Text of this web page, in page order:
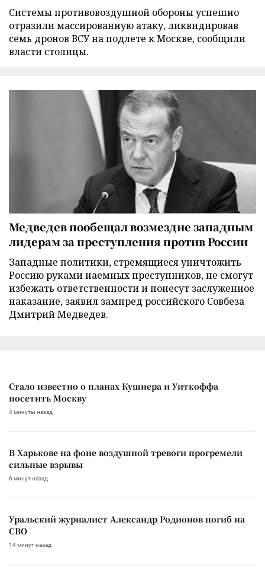
Cистемы противовоздушной обороны успешно
отразили массированную атаку, ликвидировав
семь дронов ВСУ на подлете к Москве, сообщили
власти столицы.
Медведев пообещал возмездие западным
лидерам за преступления против России
Западные политики, стремящиеся уничтожить
Россию руками наемных преступников, не смогут
избежать ответственности и понесут заслуженное
наказание, заявил зампред российского Совбеза
Дмитрий Медведев.
Стало известно о планах Кушнера и Уиткоффа
посетить Москву
4 минуты назад
В Харькове на фоне воздушной тревоги прогремели
сильные взрывы
6 минут назад
Уральский журналист Александр Родионов погиб на
СВО
14 минут назад